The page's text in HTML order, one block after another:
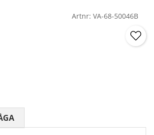
Artnr: VA-68-50046B
0